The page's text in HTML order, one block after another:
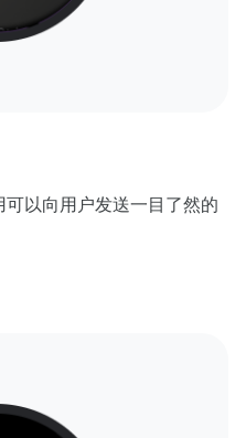
以向用户发送一目了然的